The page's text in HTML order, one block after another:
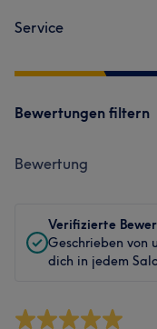
Service
Bewertungen filtern
Bewertung
Verifizierte
Geschrieben von
dich in jedem